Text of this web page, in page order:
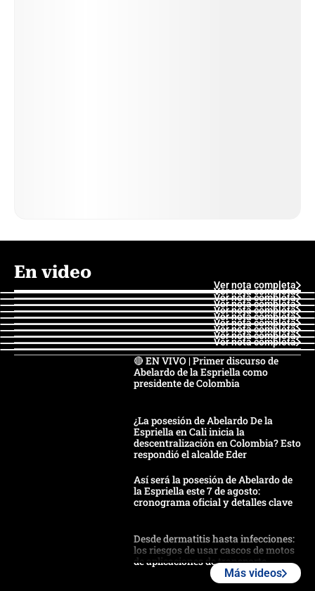
En video
Ver nota completa
Ver nota completa
Ver nota completa
Ver nota completa
Ver nota completa
Ver nota completa
Ver nota completa
Ver nota completa
Ver nota completa
Ver nota completa
🔴 EN VIVO | Primer discurso de
Abelardo de la Espriella como
presidente de Colombia
¿La posesión de Abelardo De la
Espriella en Cali inicia la
descentralización en Colombia? Esto
respondió el alcalde Eder
Así será la posesión de Abelardo de
la Espriella este 7 de agosto:
cronograma oficial y detalles clave
Desde dermatitis hasta infecciones:
los riesgos de usar cascos de motos
de aplicaciones de transporte
Más videos